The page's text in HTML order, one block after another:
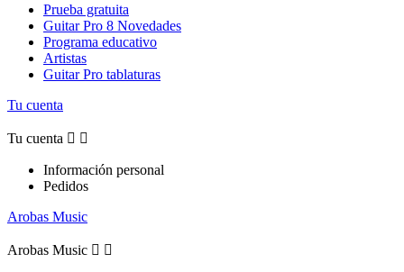
Prueba gratuita
Guitar Pro 8 Novedades
Programa educativo
Artistas
Guitar Pro tablaturas
Tu cuenta
Tu cuenta  
Información personal
Pedidos
Arobas Music
Arobas Music  